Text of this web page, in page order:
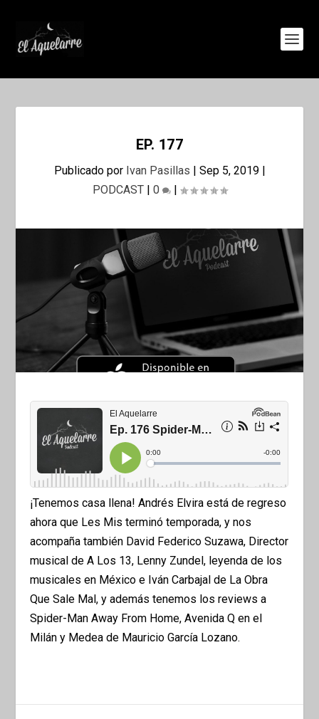
EP. 177
Publicado por Ivan Pasillas | Sep 5, 2019|
PODCAST| 0 |
¡Tenemos casa llena! Andrés Elvira está de regreso
ahora que Les Mis terminó temporada, y nos
acompaña también David Federico Suzawa, Director
musical de A Los 13, Lenny Zundel, leyenda de los
musicales en México e Iván Carbajal de La Obra
Que Sale Mal, y además tenemos los reviews a
Spider-Man Away From Home, Avenida Q en el
Milán y Medea de Mauricio García Lozano.